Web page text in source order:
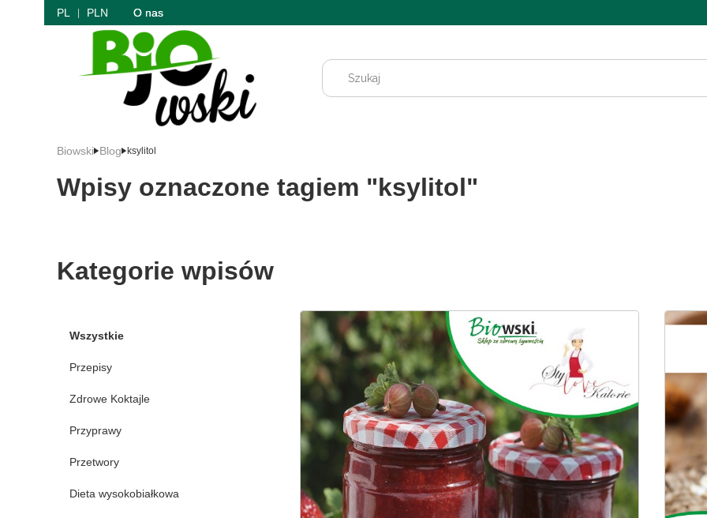
PL PLN O nas
Biowski Blog ksylitol
Wpisy oznaczone tagiem "ksylitol"
Kategorie wpisów
Wszystkie
Przepisy
Zdrowe Koktajle
Przyprawy
Przetwory
Dieta wysokobiałkowa